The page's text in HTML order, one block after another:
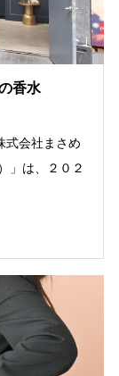
香水
式会社まさめ
」は、２０２